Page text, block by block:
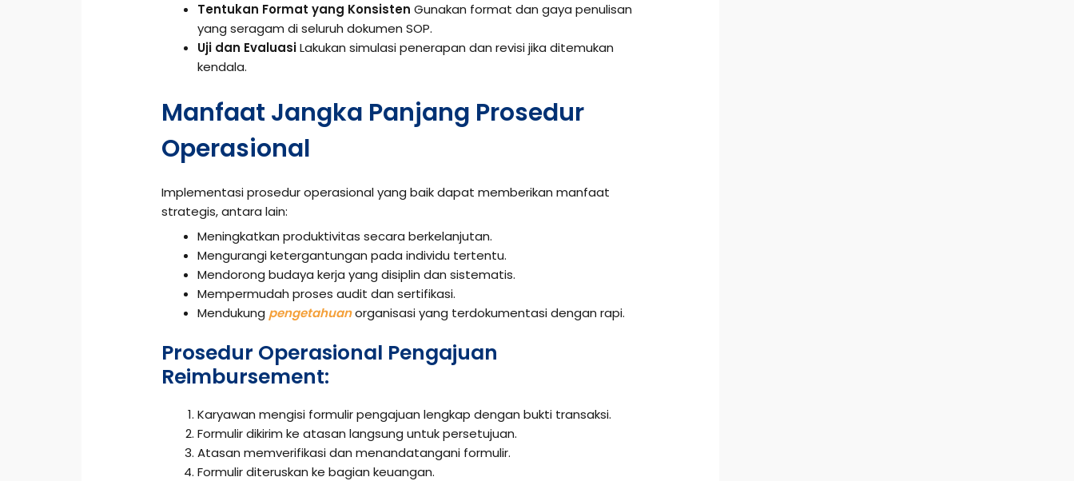
Tentukan Format yang Konsisten Gunakan format dan gaya penulisan
yang seragam di seluruh dokumen SOP.
Uji dan EvaluasiLakukan simulasi penerapan dan revisi jika ditemukan
kendala.
Manfaat Jangka Panjang Prosedur
Operasional
Implementasi prosedur operasional yang baik dapat memberikan manfaat
strategis, antara lain:
Meningkatkan produktivitas secara berkelanjutan.
Mengurangi ketergantungan pada individu tertentu.
Mendorong budaya kerja yang disiplin dan sistematis.
Mempermudah proses audit dan sertifikasi.
Mendukung pengetahuanorganisasi yang terdokumentasi dengan rapi.
Prosedur Operasional Pengajuan
Reimbursement:
Karyawan mengisi formulir pengajuan lengkap dengan bukti transaksi.
Formulir dikirim ke atasan langsung untuk persetujuan.
Atasan memverifikasi dan menandatangani formulir.
Formulir diteruskan ke bagian keuangan.